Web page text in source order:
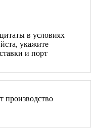
в условиях
укажите
и порт
производство